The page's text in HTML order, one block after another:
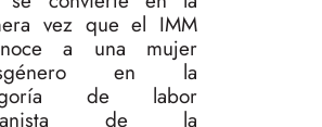
vez que el IMM
a una mujer
en la
de labor
de la